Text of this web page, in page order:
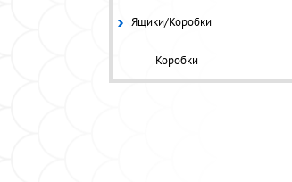
Ящики/Коробки
Коробки